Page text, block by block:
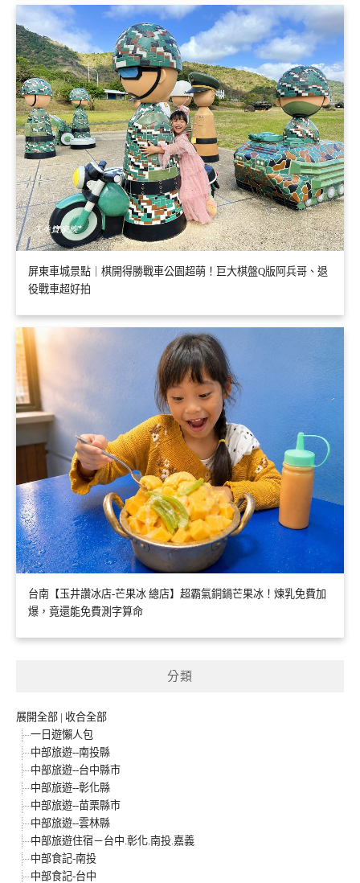
屏東車城景點｜棋開得勝戰車公園超萌！巨大棋盤Q版阿兵哥、退
役戰車超好拍
台南【玉井讚冰店-芒果冰 總店】超霸氣銅鍋芒果冰！煉乳免費加
爆，竟還能免費測字算命
分類
展開全部 | 收合全部
一日遊懶人包
中部旅遊--南投縣
中部旅遊--台中縣市
中部旅遊--彰化縣
中部旅遊--苗栗縣市
中部旅遊--雲林縣
中部旅遊住宿－台中.彰化.南投.嘉義
中部食記-南投
中部食記-台中